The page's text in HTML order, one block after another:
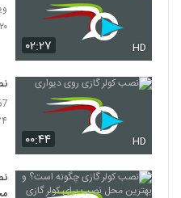
۰۲:۲۷ HD
۲۰ بازدید
۰۰:۴۴ HD
۷۴